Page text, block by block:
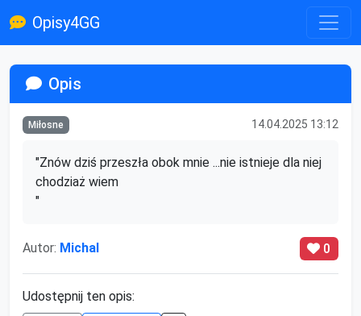
Opisy4GG
Opis
Miłosne 14.04.2025 13:12
"Znów dziś przeszła obok mnie ...nie istnieje dla niej
chodziaż wiem
"
Autor: Michal 0
Udostępnij ten opis: